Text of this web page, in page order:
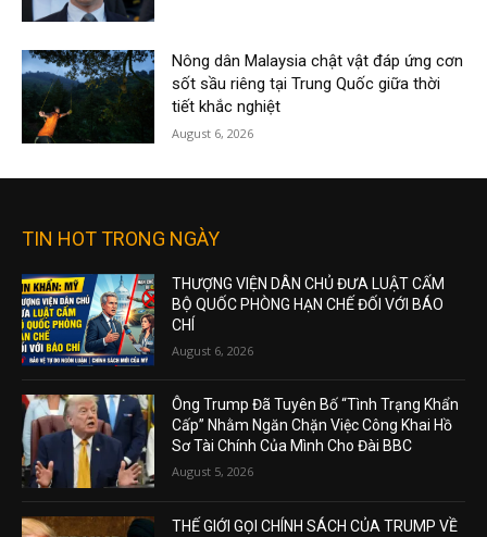
Nông dân Malaysia chật vật đáp ứng cơn
sốt sầu riêng tại Trung Quốc giữa thời
tiết khắc nghiệt
August 6, 2026
TIN HOT TRONG NGÀY
THƯỢNG VIỆN DÂN CHỦ ĐƯA LUẬT CẤM
BỘ QUỐC PHÒNG HẠN CHẾ ĐỐI VỚI BÁO
CHÍ
August 6, 2026
Ông Trump Đã Tuyên Bố “Tình Trạng Khẩn
Cấp” Nhằm Ngăn Chặn Việc Công Khai Hồ
Sơ Tài Chính Của Mình Cho Đài BBC
August 5, 2026
THẾ GIỚI GỌI CHÍNH SÁCH CỦA TRUMP VỀ